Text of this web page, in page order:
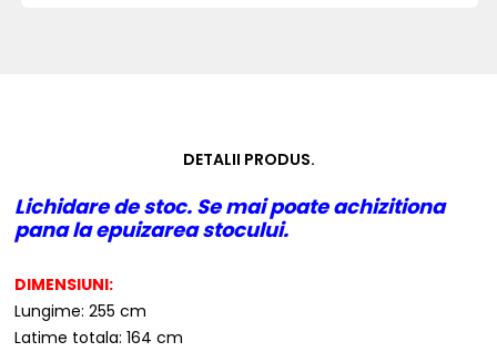
DETALII PRODUS.
Lichidare de stoc. Se mai poate achizitiona
pana la epuizarea stocului.
DIMENSIUNI:
Lungime: 255 cm
Latime totala: 164 cm